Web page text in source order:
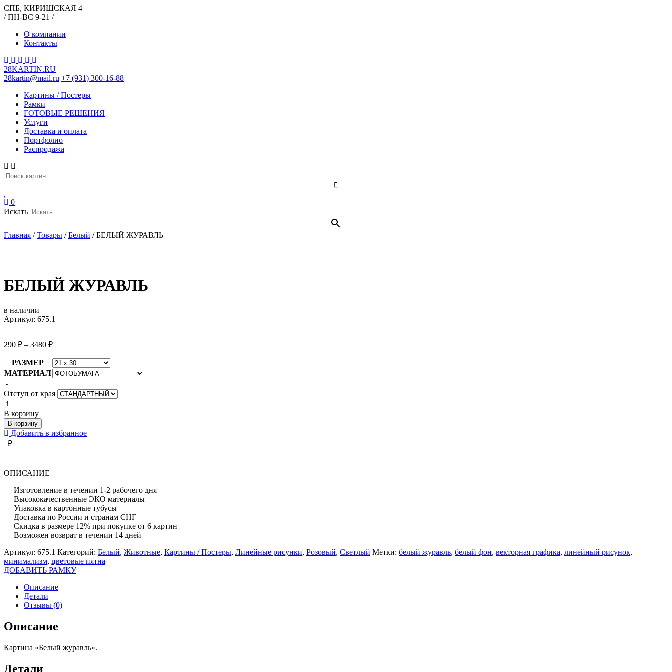
СПБ, КИРИШСКАЯ 4
/ ПН-ВС 9-21 /
О компании
Контакты
28KARTIN.RU
28kartin@mail.ru +7 (931) 300-16-88
Картины / Постеры
Рамки
ГОТОВЫЕ РЕШЕНИЯ
Услуги
Доставка и оплата
Портфолио
Распродажа
0
Искать
Главная /Товары /Белый /БЕЛЫЙ ЖУРАВЛЬ
БЕЛЫЙ ЖУРАВЛЬ
в наличии
Артикул: 675.1
290 ₽ – 3480 ₽
РАЗМЕР
МАТЕРИАЛ
Отступ от края
Количество
товара
БЕЛЫЙ
ЖУРАВЛЬ
В корзину
В корзину
Добавить в избранное
₽
ОПИСАНИЕ
— Изготовление в течении 1-2 рабочего дня
— Высококачественные ЭКО материалы
— Упаковка в картонные тубусы
— Доставка по России и странам СНГ
— Скидка в размере 12% при покупке от 6 картин
— Возможен возврат в течении 14 дней
Артикул: 675.1 Категорий: Белый, Животные, Картины / Постеры, Линейные рисунки, Розовый, Светлый Метки: белый журавль, белый фон, векторная графика, линейный рисунок,
минимализм, цветовые пятна
ДОБАВИТЬ РАМКУ
Описание
Детали
Отзывы (0)
Описание
Картина «Белый журавль».
Детали